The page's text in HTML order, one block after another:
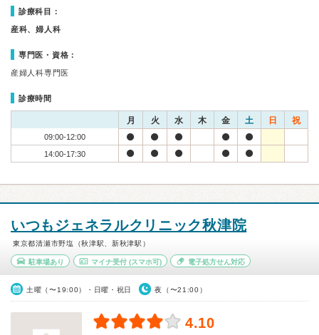
診療科目：
産科、婦人科
専門医・資格：
産婦人科専門医
診療時間
月 火 水 木 金 土 日 祝
09:00-12:00
14:00-17:30
いつもジェネラルクリニック秋津院
東京都清瀬市野塩（秋津駅、新秋津駅）
駐車場あり マイナ受付(スマホ可) 電子処方せん対応
土曜（〜19:00）・日曜・祝日 夜（〜21:00）
4.10